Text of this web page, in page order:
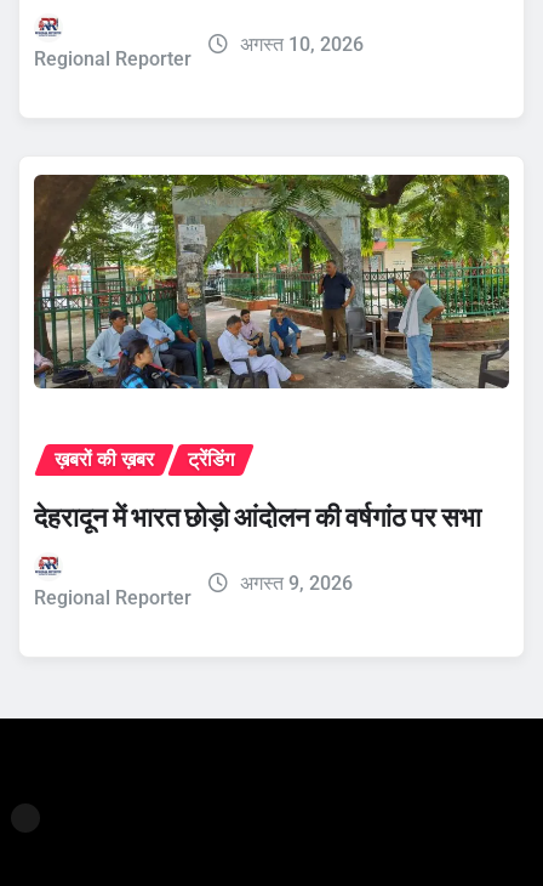
Regional Reporter
अगस्त 10, 2026
ख़बरों की ख़बर ट्रेंडिंग
देहरादून में भारत छोड़ो आंदोलन की वर्षगांठ पर सभा
Regional Reporter
अगस्त 9, 2026